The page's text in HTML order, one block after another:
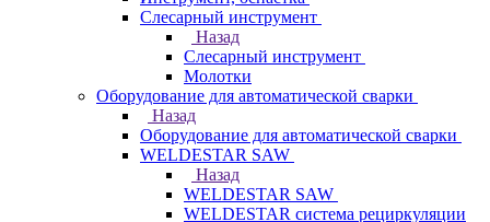
Слесарный инструмент
Назад
Слесарный инструмент
Молотки
Оборудование для автоматической сварки
Назад
Оборудование для автоматической сварки
WELDESTAR SAW
Назад
WELDESTAR SAW
WELDESTAR система рециркуляции